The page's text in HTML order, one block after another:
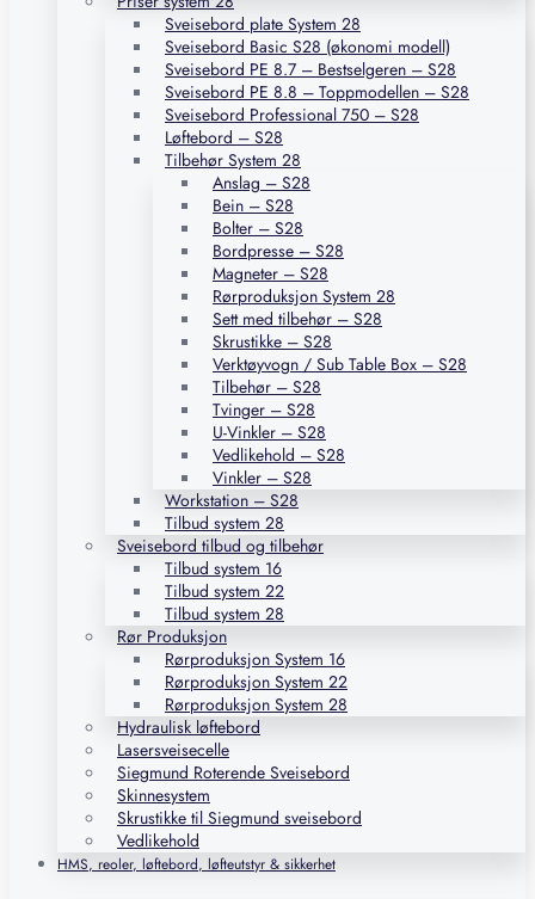
Sveisebord plate System 28
Sveisebord Basic S28 (økonomi modell)
Sveisebord PE 8.7 – Bestselgeren – S28
Sveisebord PE 8.8 – Toppmodellen – S28
Sveisebord Professional 750 – S28
Løftebord – S28
Tilbehør System 28
Anslag – S28
Bein – S28
Bolter – S28
Bordpresse – S28
Magneter – S28
Rørproduksjon System 28
Sett med tilbehør – S28
Skrustikke – S28
Verktøyvogn / Sub Table Box – S28
Tilbehør – S28
Tvinger – S28
U-Vinkler – S28
Vedlikehold – S28
Vinkler – S28
Workstation – S28
Tilbud system 28
Sveisebord tilbud og tilbehør
Tilbud system 16
Tilbud system 22
Tilbud system 28
Rør Produksjon
Rørproduksjon System 16
Rørproduksjon System 22
Rørproduksjon System 28
Hydraulisk løftebord
Lasersveisecelle
Siegmund Roterende Sveisebord
Skinnesystem
Skrustikke til Siegmund sveisebord
Vedlikehold
HMS, reoler, løftebord, løfteutstyr & sikkerhet